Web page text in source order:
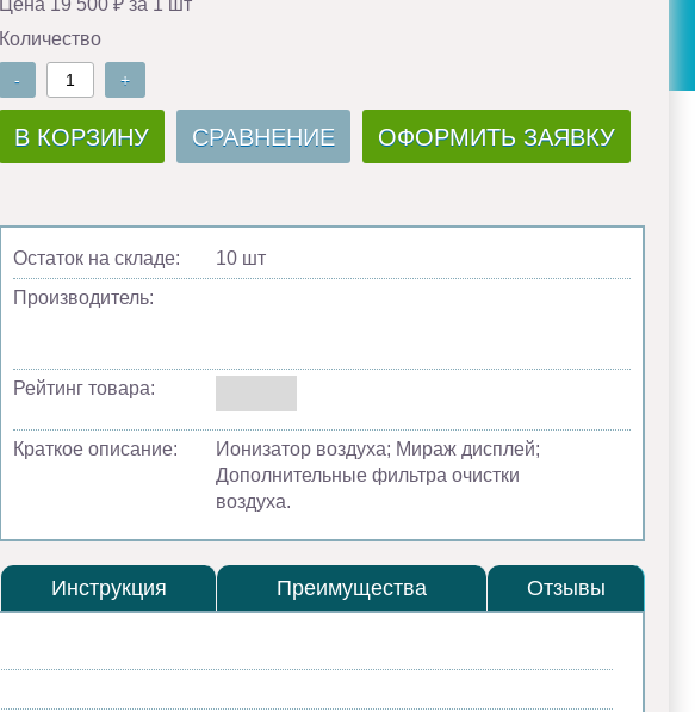
Цена 19 500 ₽ за 1 шт
Количество
- +
В КОРЗИНУ СРАВНЕНИЕ ОФОРМИТЬ ЗАЯВКУ
Остаток на складе:
10 шт
Производитель:
Рейтинг товара:
Краткое описание:
Ионизатор воздуха; Мираж дисплей;
Дополнительные фильтра очистки
воздуха.
Инструкция Преимущества Отзывы